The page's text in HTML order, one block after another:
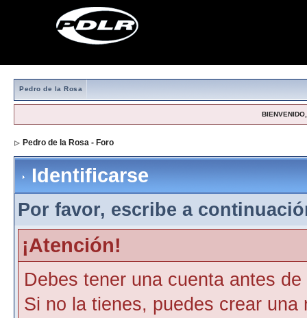
Pedro de la Rosa
Pedro de la Rosa - Foro
Identificarse
Por favor, escribe a
¡Atención!
Debes tener una cuenta antes
Si no la tienes, puedes crear